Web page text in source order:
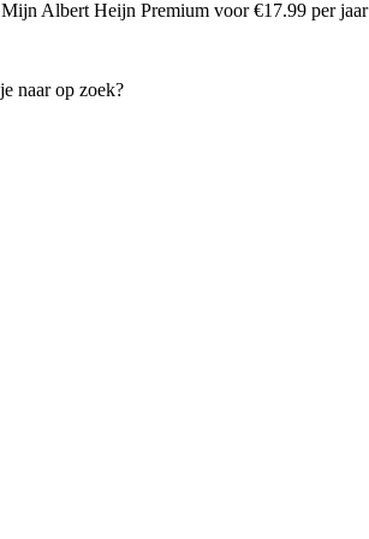
Mijn Albert Heijn Premium voor €17.99 per jaar